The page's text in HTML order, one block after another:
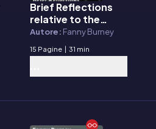
E-book
Brief Reflections
relative to the
Emigrant French
Autore: Fanny Burney
15 Pagine | 31 min